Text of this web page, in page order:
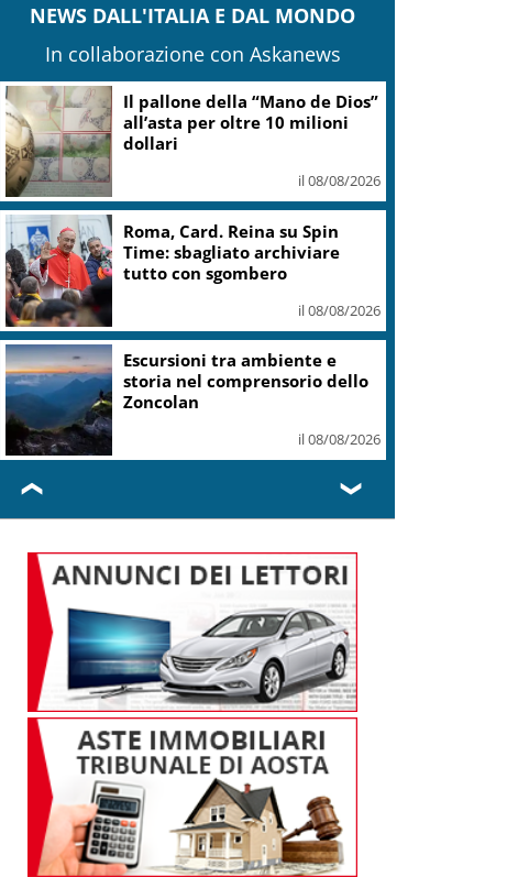
NEWS DALL'ITALIA E DAL MONDO
In collaborazione con Askanews
Mattarella: gestione flussi
migratori rispetti la dignità
delle persone
il 08/08/2026
Marcinelle, Meloni: rinnovato
impegno a difesa di lavoro,
libertà, dignità
il 08/08/2026
“OltreGusto Oltrepo Terra di
Pinot Nero” debutta a Voghera
il 08/08/2026
❮ ❯